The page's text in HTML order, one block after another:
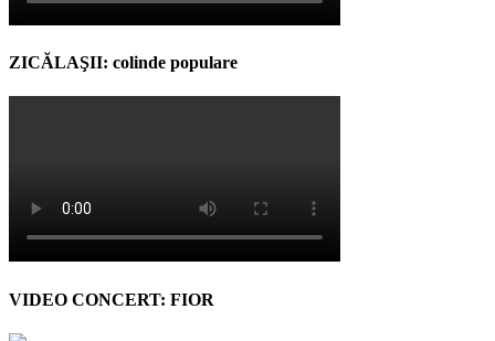
ZICĂLAŞII: colinde populare
VIDEO CONCERT: FIOR